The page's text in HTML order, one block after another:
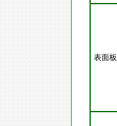
表面板